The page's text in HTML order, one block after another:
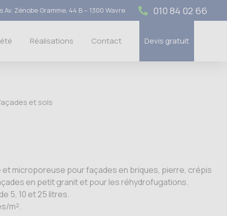
Zénobe Gramme, 44 B – 1300 Wavre 010 84 02 66
Réalisations Contact Devis gratuit
et sols
et microporeuse pour façades en briques, pierre, crépis
en petit granit et pour les réhydrofugations.
5, 10 et 25 litres.
m².